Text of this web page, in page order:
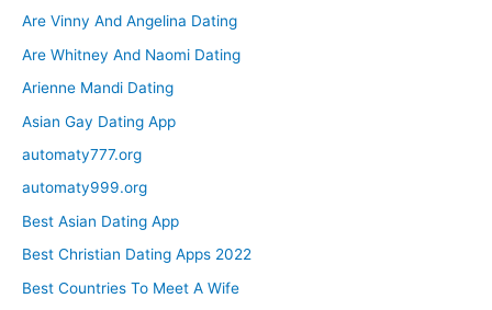
Are Vinny And Angelina Dating
Are Whitney And Naomi Dating
Arienne Mandi Dating
Asian Gay Dating App
automaty777.org
automaty999.org
Best Asian Dating App
Best Christian Dating Apps 2022
Best Countries To Meet A Wife